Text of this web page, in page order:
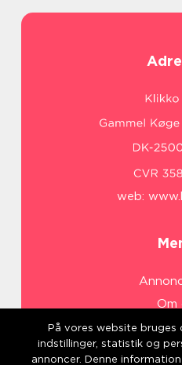
web:
Om
På vores website bruges
indstillinger, statistik og
annoncer. Denne